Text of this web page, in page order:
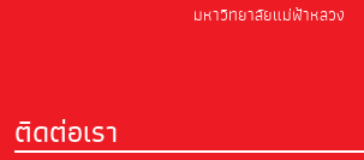
มหาวิทยาลัยแม่ฟ้าหลวง
ติดต่อเรา